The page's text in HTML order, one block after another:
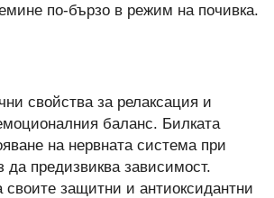
по-бързо в режим на почивка.
свойства за релаксация и
баланс. Билката
на нервната система при
да предизвиква зависимост.
своите защитни и антиоксидантни